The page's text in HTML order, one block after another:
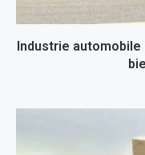
Industrie automobile